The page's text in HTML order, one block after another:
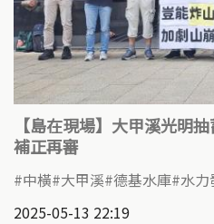
【島在現場】大甲溪光明
補正再審
中橫 大甲溪 德基水庫 水力
2025-05-13 22:19